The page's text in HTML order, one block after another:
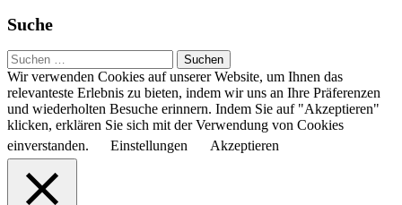
Suche
Suchen
nach:
Wir verwenden Cookies auf unserer Website, um Ihnen das
relevanteste Erlebnis zu bieten, indem wir uns an Ihre Präferenzen
und wiederholten Besuche erinnern. Indem Sie auf "Akzeptieren"
klicken, erklären Sie sich mit der Verwendung von Cookies
einverstanden.
Einstellungen Akzeptieren